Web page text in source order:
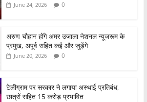
June 24, 2026 0
अरुण चौहान होंगे अमर उजाला नेशनल न्यूजरूम के
प्रमुख, अपूर्व सहित कई और जुड़ेंगे
June 20, 2026 0
टेलीग्राम पर सरकार ने लगाया अस्थाई प्रतिबंध,
छात्रों सहित 15 करोड़ प्रभावित